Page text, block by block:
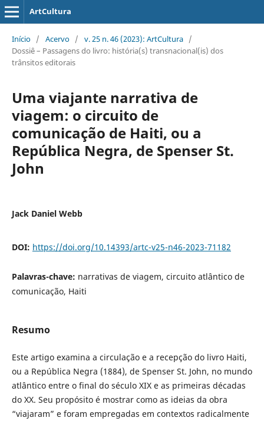
ArtCultura
Início / Acervo / v. 25 n. 46 (2023): ArtCultura /
Dossiê – Passagens do livro: história(s) transnacional(is) dos
trânsitos editorais
Uma viajante narrativa de
viagem: o circuito de
comunicação de Haiti, ou a
República Negra, de Spenser St.
John
Jack Daniel Webb
DOI: https://doi.org/10.14393/artc-v25-n46-2023-71182
Palavras-chave: narrativas de viagem, circuito atlântico de
comunicação, Haiti
Resumo
Este artigo examina a circulação e a recepção do livro Haiti,
ou a República Negra (1884), de Spenser St. John, no mundo
atlântico entre o final do século XIX e as primeiras décadas
do XX. Seu propósito é mostrar como as ideias da obra
“viajaram” e foram empregadas em contextos radicalmente